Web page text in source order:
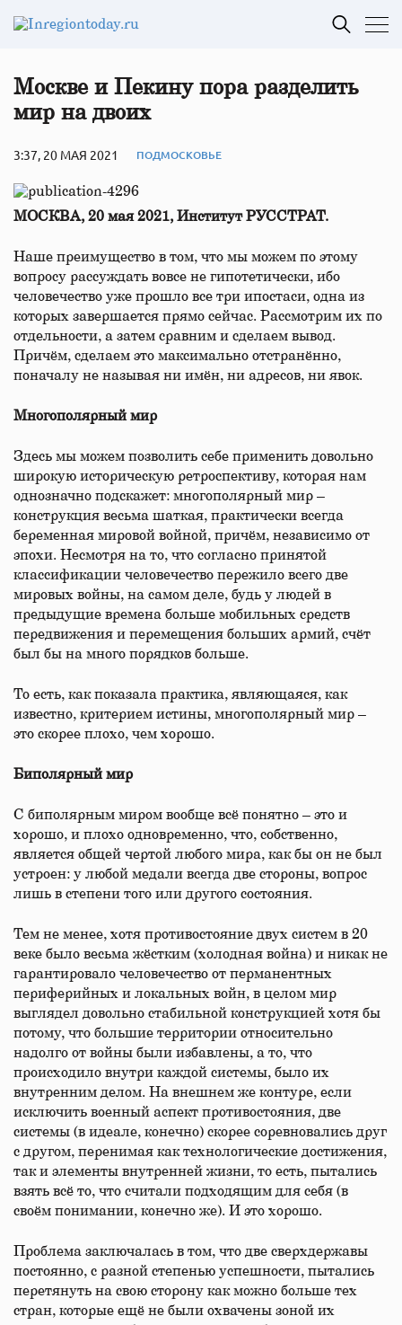
Москве и Пекину пора разделить
мир на двоих
3:37, 20 МАЯ 2021 ПОДМОСКОВЬЕ
МОСКВА, 20 мая 2021, Институт РУССТРАТ.
Наше преимущество в том, что мы можем по этому
вопросу рассуждать вовсе не гипотетически, ибо
человечество уже прошло все три ипостаси, одна из
которых завершается прямо сейчас. Рассмотрим их по
отдельности, а затем сравним и сделаем вывод.
Причём, сделаем это максимально отстранённо,
поначалу не называя ни имён, ни адресов, ни явок.
Многополярный мир
Здесь мы можем позволить себе применить довольно
широкую историческую ретроспективу, которая нам
однозначно подскажет: многополярный мир –
конструкция весьма шаткая, практически всегда
беременная мировой войной, причём, независимо от
эпохи. Несмотря на то, что согласно принятой
классификации человечество пережило всего две
мировых войны, на самом деле, будь у людей в
предыдущие времена больше мобильных средств
передвижения и перемещения больших армий, счёт
был бы на много порядков больше.
То есть, как показала практика, являющаяся, как
известно, критерием истины, многополярный мир –
это скорее плохо, чем хорошо.
Биполярный мир
С биполярным миром вообще всё понятно – это и
хорошо, и плохо одновременно, что, собственно,
является общей чертой любого мира, как бы он не был
устроен: у любой медали всегда две стороны, вопрос
лишь в степени того или другого состояния.
Тем не менее, хотя противостояние двух систем в 20
веке было весьма жёстким (холодная война) и никак не
гарантировало человечество от перманентных
периферийных и локальных войн, в целом мир
выглядел довольно стабильной конструкцией хотя бы
потому, что большие территории относительно
надолго от войны были избавлены, а то, что
происходило внутри каждой системы, было их
внутренним делом. На внешнем же контуре, если
исключить военный аспект противостояния, две
системы (в идеале, конечно) скорее соревновались друг
с другом, перенимая как технологические достижения,
так и элементы внутренней жизни, то есть, пытались
взять всё то, что считали подходящим для себя (в
своём понимании, конечно же). И это хорошо.
Проблема заключалась в том, что две сверхдержавы
постоянно, с разной степенью успешности, пытались
перетянуть на свою сторону как можно больше тех
стран, которые ещё не были охвачены зоной их